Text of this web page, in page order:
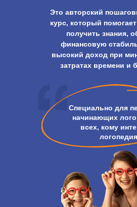
Специально для
начинающих
всех, кому
логопедия
Это авторский
курс, который
получить знания,
финансовую
высокий доход при
затратах времени и